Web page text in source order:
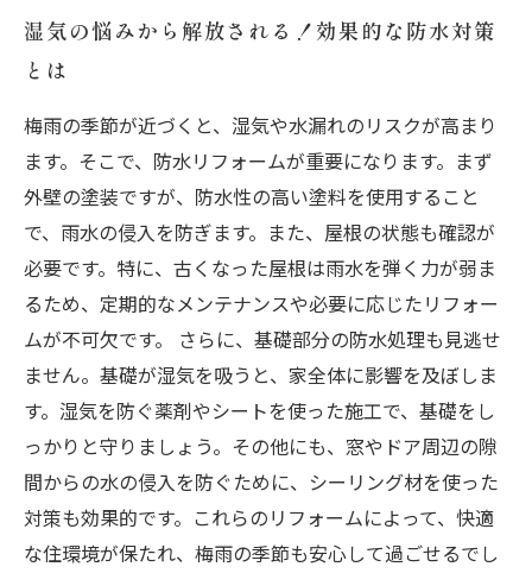
湿気の悩みから解放される！効果的な防水対策
とは
梅雨の季節が近づくと、湿気や水漏れのリスクが高まり
ます。そこで、防水リフォームが重要になります。まず
外壁の塗装ですが、防水性の高い塗料を使用すること
で、雨水の侵入を防ぎます。また、屋根の状態も確認が
必要です。特に、古くなった屋根は雨水を弾く力が弱ま
るため、定期的なメンテナンスや必要に応じたリフォー
ムが不可欠です。 さらに、基礎部分の防水処理も見逃せ
ません。基礎が湿気を吸うと、家全体に影響を及ぼしま
す。湿気を防ぐ薬剤やシートを使った施工で、基礎をし
っかりと守りましょう。その他にも、窓やドア周辺の隙
間からの水の侵入を防ぐために、シーリング材を使った
対策も効果的です。これらのリフォームによって、快適
な住環境が保たれ、梅雨の季節も安心して過ごせるでし